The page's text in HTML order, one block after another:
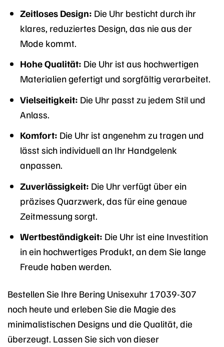
Zeitloses Design: Die Uhr besticht durch ihr
klares, reduziertes Design, das nie aus der
Mode kommt.
Hohe Qualität: Die Uhr ist aus hochwertigen
Materialien gefertigt und sorgfältig verarbeitet.
Vielseitigkeit: Die Uhr passt zu jedem Stil und
Anlass.
Komfort: Die Uhr ist angenehm zu tragen und
lässt sich individuell an Ihr Handgelenk
anpassen.
Zuverlässigkeit: Die Uhr verfügt über ein
präzises Quarzwerk, das für eine genaue
Zeitmessung sorgt.
Wertbeständigkeit: Die Uhr ist eine Investition
in ein hochwertiges Produkt, an dem Sie lange
Freude haben werden.
Bestellen Sie Ihre Bering Unisexuhr 17039-307
noch heute und erleben Sie die Magie des
minimalistischen Designs und die Qualität, die
überzeugt. Lassen Sie sich von dieser